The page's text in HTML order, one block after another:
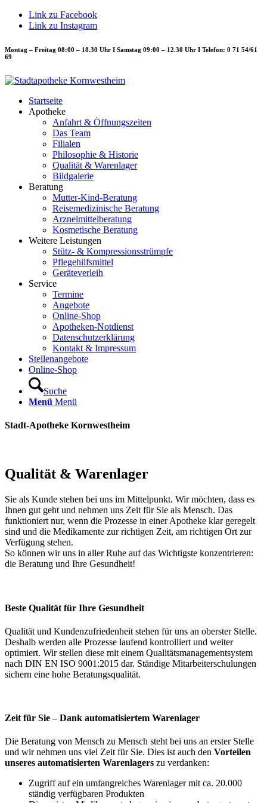
Link zu Facebook
Link zu Instagram
Montag – Freitag 08:00 – 18.30 Uhr I Samstag 09:00 – 12.30 Uhr I Telefon: 0 71 54/61
69
Startseite
Apotheke
Anfahrt & Öffnungszeiten
Das Team
Filialen
Philosophie & Historie
Qualität & Warenlager
Bildgalerie
Beratung
Mutter-Kind-Beratung
Reisemedizinische Beratung
Arzneimittelberatung
Kosmetische Beratung
Weitere Leistungen
Stütz- & Kompressionsstrümpfe
Pflegehilfsmittel
Geräteverleih
Service
Termine
Angebote
Online-Shop
Apotheken-Notdienst
Datenschutzerklärung
Kontakt & Impressum
Stellenangebote
Online-Shop
Suche
Menü Menü
Stadt-Apotheke Kornwestheim
Qualität & Warenlager
Sie als Kunde stehen bei uns im Mittelpunkt. Wir möchten, dass es
Ihnen gut geht und nehmen uns Zeit für Sie als Mensch. Das
funktioniert nur, wenn die Prozesse in einer Apotheke klar geregelt
sind und die Medikamente zur richtigen Zeit, am richtigen Ort zur
Verfügung stehen.
So können wir uns in aller Ruhe auf das Wichtigste konzentrieren:
die Beratung und Ihre Gesundheit!
Beste Qualität für Ihre Gesundheit
Qualität und Kundenzufriedenheit stehen für uns an oberster Stelle.
Deshalb werden alle Prozesse laufend kontrolliert und weiter
optimiert. Wir stellen diese mit einem Qualitätsmanagementsystem
nach DIN EN ISO 9001:2015 dar. Ständige Mitarbeiterschulungen
sichern eine hohe Beratungsqualität.
Zeit für Sie – Dank automatisiertem Warenlager
Die Beratung von Mensch zu Mensch steht bei uns an erster Stelle
und wir nehmen uns viel Zeit für Sie. Dies ist auch den Vorteilen
unseres automatisierten Warenlagers zu verdanken:
Zugriff auf ein umfangreiches Warenlager mit ca. 20.000
ständig verfügbaren Produkten